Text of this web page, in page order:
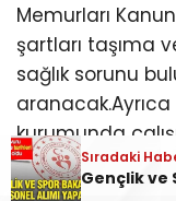
Sıradaki
Memurları
şartları taşıma
sağlık sorunu
kurumunda
ihraç edilmemiş
kurum ve